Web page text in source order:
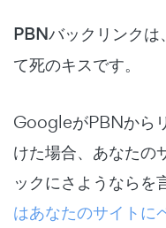
PBNバックリンクは
て死のキスです。
GoogleがPBNから
けた場合、あなたの
ックにさようならを
はあなたのサイトに